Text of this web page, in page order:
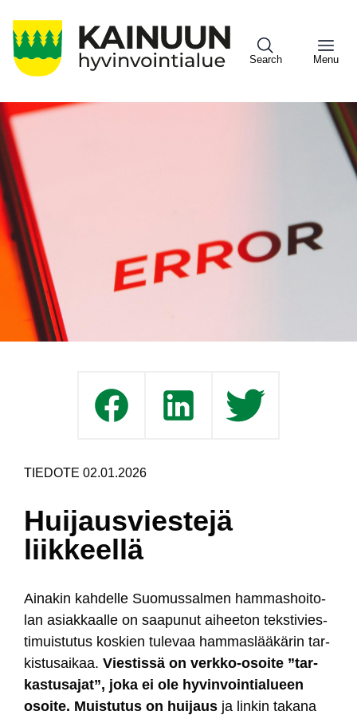
pääsisältöön
Search Menu
Sote
Menu
Asiakkaille
TIEDOTE 02.01.2026
Huijausviestejä
liikkeellä
Ai­na­kin kah­del­le Suo­mus­sal­men ham­mas­hoi­to­
lan asiak­kaal­le on saa­pu­nut ai­hee­ton teks­ti­vies­
ti­muis­tu­tus kos­kien tu­le­vaa ham­mas­lää­kä­rin tar­
kis­tu­sai­kaa. Vies­tis­sä on verk­ko-osoi­te ”tar­
kas­tu­sa­jat”, jo­ka ei ole hy­vin­voin­tia­lueen
osoi­te. Muis­tu­tus on hui­jaus ja lin­kin ta­ka­na